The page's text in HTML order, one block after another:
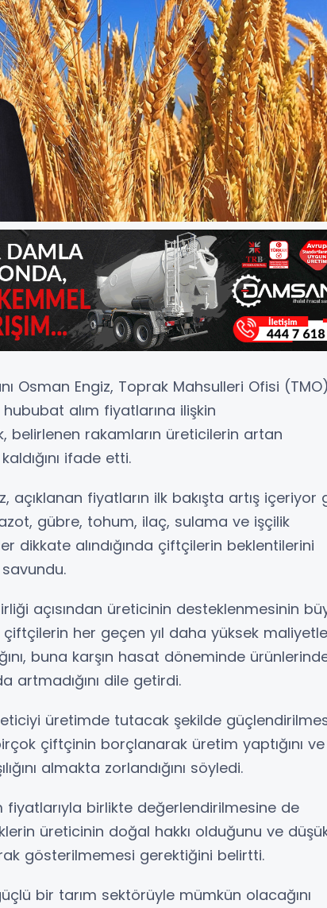
Osman Engiz, Toprak Mahsulleri Ofisi (TMO)
hububat alım fiyatlarına ilişkin
belirlenen rakamların üreticilerin artan
ifade etti.
açıklanan fiyatların ilk bakışta artış içeriyor
gübre, tohum, ilaç, sulama ve işçilik
dikkate alındığında çiftçilerin beklentilerini
açısından üreticinin desteklenmesinin
çiftçilerin her geçen yıl daha yüksek
buna karşın hasat döneminde
artmadığını dile getirdi.
üretimde tutacak şekilde
çiftçinin borçlanarak üretim yaptığını ve
almakta zorlandığını söyledi.
fiyatlarıyla birlikte değerlendirilmesine de
üreticinin doğal hakkı olduğunu ve
gösterilmemesi gerektiğini belirtti.
bir tarım sektörüyle mümkün olacağını